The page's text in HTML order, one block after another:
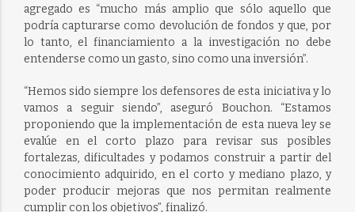
agregado es “mucho más amplio que sólo aquello que
podría capturarse como devolución de fondos y que, por
lo tanto, el financiamiento a la investigación no debe
entenderse como un gasto, sino como una inversión”.
“Hemos sido siempre los defensores de esta iniciativa y lo
vamos a seguir siendo”, aseguró Bouchon. “Estamos
proponiendo que la implementación de esta nueva ley se
evalúe en el corto plazo para revisar sus posibles
fortalezas, dificultades y podamos construir a partir del
conocimiento adquirido, en el corto y mediano plazo, y
poder producir mejoras que nos permitan realmente
cumplir con los objetivos”, finalizó.